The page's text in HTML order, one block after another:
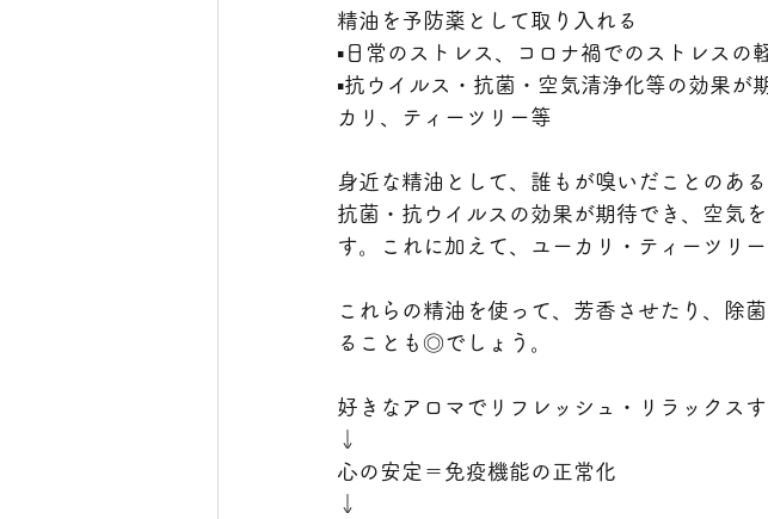
精油を予防薬として取り入れる
▪日常のストレス、コロナ禍でのストレスの
▪抗ウイルス・抗菌・空気清浄化等の効果
カリ、ティーツリー等
身近な精油として、誰もが嗅いだことのあ
抗菌・抗ウイルスの効果が期待でき、空気
す。これに加えて、ユーカリ・ティーツリ
これらの精油を使って、芳香させたり、除
ることも◎でしょう。
好きなアロマでリフレッシュ・リラックスす
↓
心の安定＝免疫機能の正常化
↓